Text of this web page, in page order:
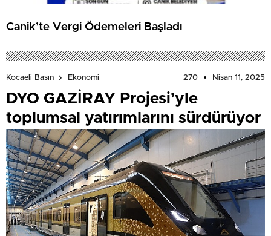
Canik’te Vergi Ödemeleri Başladı
Kocaeli Basın Ekonomi 270 Nisan 11, 2025
DYO GAZİRAY Projesi’yle
toplumsal yatırımlarını sürdürüyor